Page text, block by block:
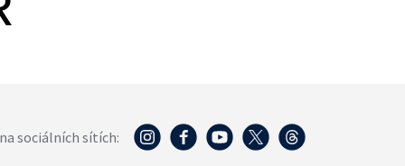
sociálních sítích: